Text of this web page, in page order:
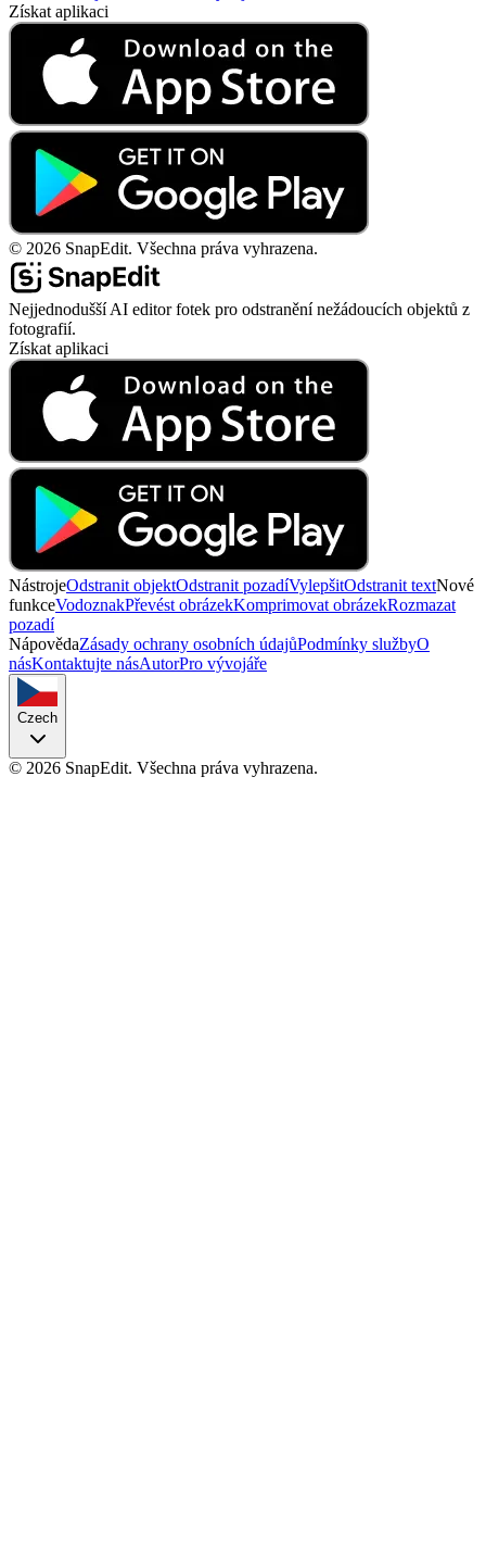
Získat aplikaci
© 2026 SnapEdit. Všechna práva vyhrazena.
Nejjednodušší AI editor fotek pro odstranění nežádoucích objektů z
fotografií.
Získat aplikaci
NástrojeOdstranit objektOdstranit pozadíVylepšitOdstranit textNové
funkceVodoznakPřevést obrázekKomprimovat obrázekRozmazat
pozadí
NápovědaZásady ochrany osobních údajůPodmínky službyO
násKontaktujte násAutorPro vývojáře
Czech
© 2026 SnapEdit. Všechna práva vyhrazena.